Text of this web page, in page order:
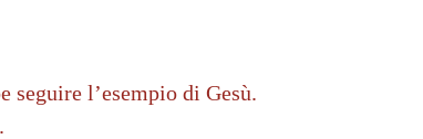
seguire l’esempio di Gesù.